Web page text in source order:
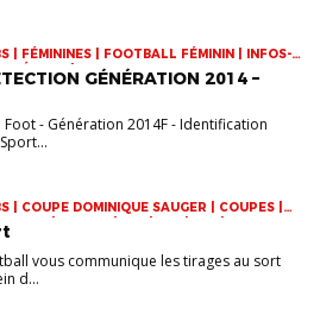
| FÉMININES | FOOTBALL FÉMININ | INFOS-
FÉMININ | VIE DES CLUBS
GÉNÉRATION 2014 –
- Génération 2014F - Identification
| COUPE DOMINIQUE SAUGER | COUPES |
| JEUNES | U14 | U15 | U17 | VIE DES
vous communique les tirages au sort
d...